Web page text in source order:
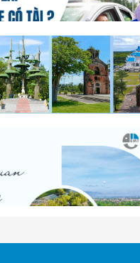
tự lái và thuê xe có tài
– Dịch Vụ Cho Thuê Xe
Đi Thánh Địa La Vang